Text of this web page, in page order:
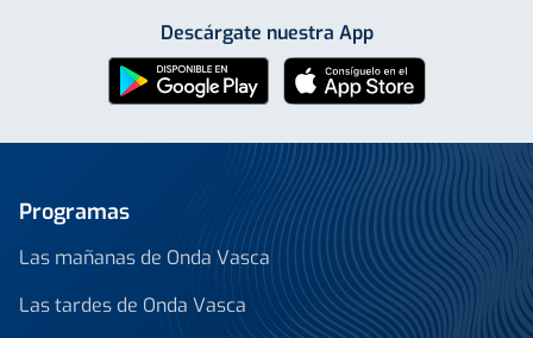
Descárgate nuestra App
Programas
Las mañanas de Onda Vasca
Las tardes de Onda Vasca